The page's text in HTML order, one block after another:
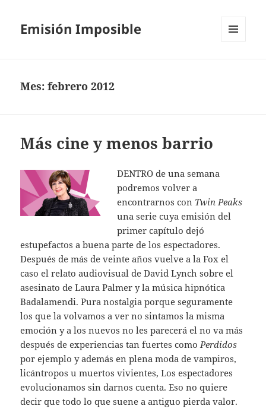
Emisión Imposible
Mes:febrero 2012
Más cine y menos barrio
DENTRO de una semana
podremos volver a
encontrarnos con Twin Peaks
una serie cuya emisión del
primer capítulo dejó
estupefactos a buena parte de los espectadores.
Después de más de veinte años vuelve a la Fox el
caso el relato audiovisual de David Lynch sobre el
asesinato de Laura Palmer y la música hipnótica
Badalamendi. Pura nostalgia porque seguramente
los que la volvamos a ver no sintamos la misma
emoción y a los nuevos no les parecerá el no va más
después de experiencias tan fuertes comoPerdidos
por ejemplo y además en plena moda de vampiros,
licántropos u muertos vivientes, Los espectadores
evolucionamos sin darnos cuenta. Eso no quiere
decir que todo lo que suene a antiguo pierda valor.